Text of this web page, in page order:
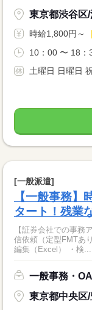
東京都渋谷区/
時給1,800円～
10：00 〜 18：
土曜日 日曜日
[一般派遣]
【一般事務
タート！残業
【証券会社での事務アシスタント】 ・
信依頼（定型FMTあ
編集（Excel） ・検...
一般事務・
東京都中央区/